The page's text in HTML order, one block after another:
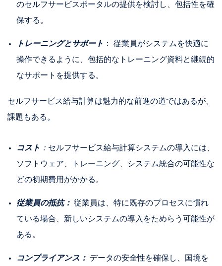
のセルフサービスポータルの提供を検討し、包括性を確
保する。
トレーニングとサポート ： 従業員がシステムを快適に
操作できるように、包括的なトレーニング資料と継続的
なサポートを提供する。
セルフサービス給与計算は魅力的な前進の道ではあるが、
課題もある。
コスト ： セルフサービス給与計算システムの導入には、
ソフトウェア、トレーニング、システム統合の可能性な
どの初期費用がかかる。
従業員の抵抗： 従業員は、特に既存のプロセスに慣れ
ている場合、新しいシステムの導入をためらう可能性が
ある。
コンプライアンス： データの安全性を確保し、国境を